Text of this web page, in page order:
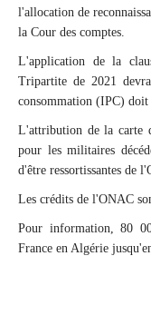
l'allocation de
la Cour des comptes.
L'application de la
Tripartite de 2021
consommation (IPC)
L'attribution de la carte
pour les militaires
d'être ressortissantes de
Les crédits de l'ONAC
Pour information, 80
France en Algérie